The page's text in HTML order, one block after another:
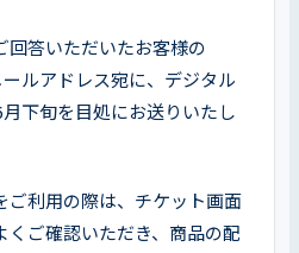
回答いただいたお客様の
ルアドレス宛に、デジタル
下旬を目処にお送りいたし
ご利用の際は、チケット画面
くご確認いただき、商品の配